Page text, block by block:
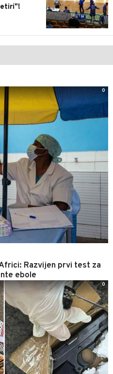
Razvijen prvi test za
ebole
0
0